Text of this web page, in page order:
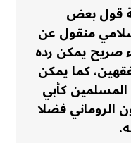
قول بعض
منقول عن
صريح يمكن رده
كما يمكن
المسلمين كأبي
الروماني فضلا